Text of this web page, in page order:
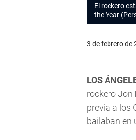
El rockero
the Year
3 de febrero de
LOS
rockero Jon
previa a los
bailaban en